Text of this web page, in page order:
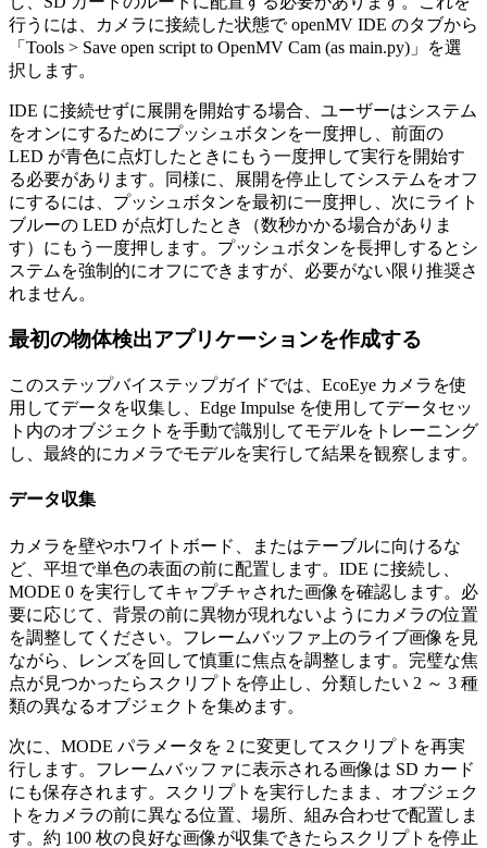
行うには、カメラに接続した状態で openMV IDE のタブから
「Tools > Save open script to OpenMV Cam (as main.py)」を選
択します。
IDE に接続せずに展開を開始する場合、ユーザーはシステム
をオンにするためにプッシュボタンを一度押し、前面の
LED が青色に点灯したときにもう一度押して実行を開始す
る必要があります。同様に、展開を停止してシステムをオフ
にするには、プッシュボタンを最初に一度押し、次にライト
ブルーの LED が点灯したとき（数秒かかる場合がありま
す）にもう一度押します。プッシュボタンを長押しするとシ
ステムを強制的にオフにできますが、必要がない限り推奨さ
れません。
最初の物体検出アプリケーションを作成する
このステップバイステップガイドでは、EcoEye カメラを使
用してデータを収集し、Edge Impulse を使用してデータセッ
ト内のオブジェクトを手動で識別してモデルをトレーニング
し、最終的にカメラでモデルを実行して結果を観察します。
データ収集
カメラを壁やホワイトボード、またはテーブルに向けるな
ど、平坦で単色の表面の前に配置します。IDE に接続し、
MODE 0 を実行してキャプチャされた画像を確認します。必
要に応じて、背景の前に異物が現れないようにカメラの位置
を調整してください。フレームバッファ上のライブ画像を見
ながら、レンズを回して慎重に焦点を調整します。完璧な焦
点が見つかったらスクリプトを停止し、分類したい 2 ～ 3 種
類の異なるオブジェクトを集めます。
次に、MODE パラメータを 2 に変更してスクリプトを再実
行します。フレームバッファに表示される画像は SD カード
にも保存されます。スクリプトを実行したまま、オブジェク
トをカメラの前に異なる位置、場所、組み合わせで配置しま
す。約 100 枚の良好な画像が収集できたらスクリプトを停止